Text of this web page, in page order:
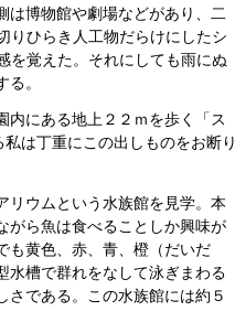
は博物館や劇場などがあり、二
りひらき人工物だらけにしたシ
を覚えた。それにしても雨にぬ
。
内にある地上２２ｍを歩く「ス
は丁重にこの出しものをお断り
リウムという水族館を見学。本
がら魚は食べることしか興味が
も黄色、赤、青、橙（だいだ
水槽で群れをなして泳ぎまわる
さである。この水族館には約５